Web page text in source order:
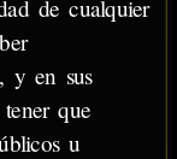
de cualquier
y en sus
que
u